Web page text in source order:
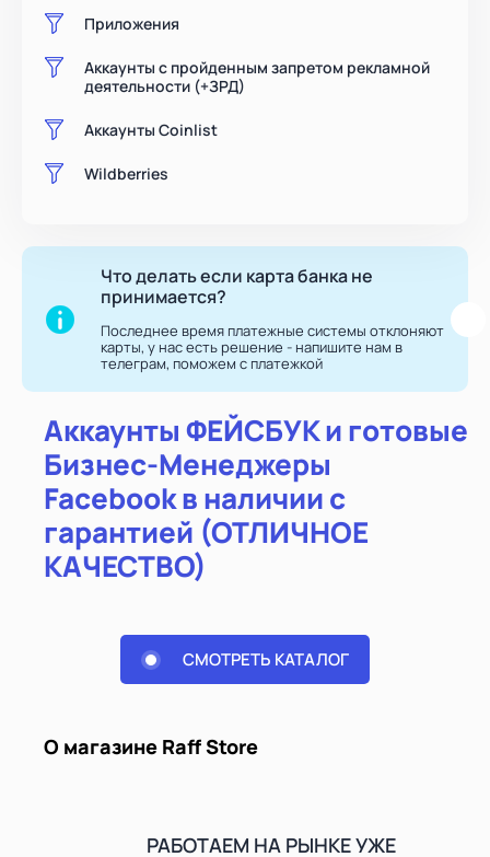
Приложения
Аккаунты с пройденным запретом рекламной
деятельности (+ЗРД)
Аккаунты Coinlist
Wildberries
Что делать если карта банка не
принимается?
Последнее время платежные системы отклоняют
карты, у нас есть решение - напишите нам в
телеграм, поможем с платежкой
Аккаунты ФЕЙСБУК и готовые
Бизнес-Менеджеры
Facebook в наличии с
гарантией (ОТЛИЧНОЕ
КАЧЕСТВО)
СМОТРЕТЬ КАТАЛОГ
О магазине Raff Store
РАБОТАЕМ НА РЫНКЕ УЖЕ